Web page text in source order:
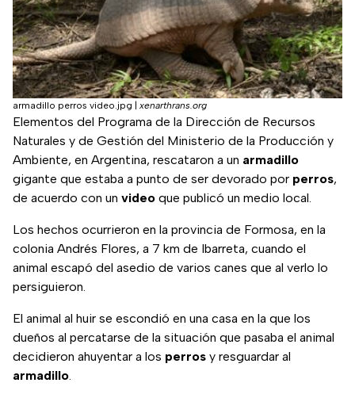
armadillo perros video.jpg xenarthrans.org
Elementos del Programa de la Dirección de Recursos
Naturales y de Gestión del Ministerio de la Producción y
Ambiente, en Argentina, rescataron a un armadillo
gigante que estaba a punto de ser devorado por perros,
de acuerdo con un video que publicó un medio local.
Los hechos ocurrieron en la provincia de Formosa, en la
colonia Andrés Flores, a 7 km de Ibarreta, cuando el
animal escapó del asedio de varios canes que al verlo lo
persiguieron.
El animal al huir se escondió en una casa en la que los
dueños al percatarse de la situación que pasaba el animal
decidieron ahuyentar a los perros y resguardar al
armadillo.